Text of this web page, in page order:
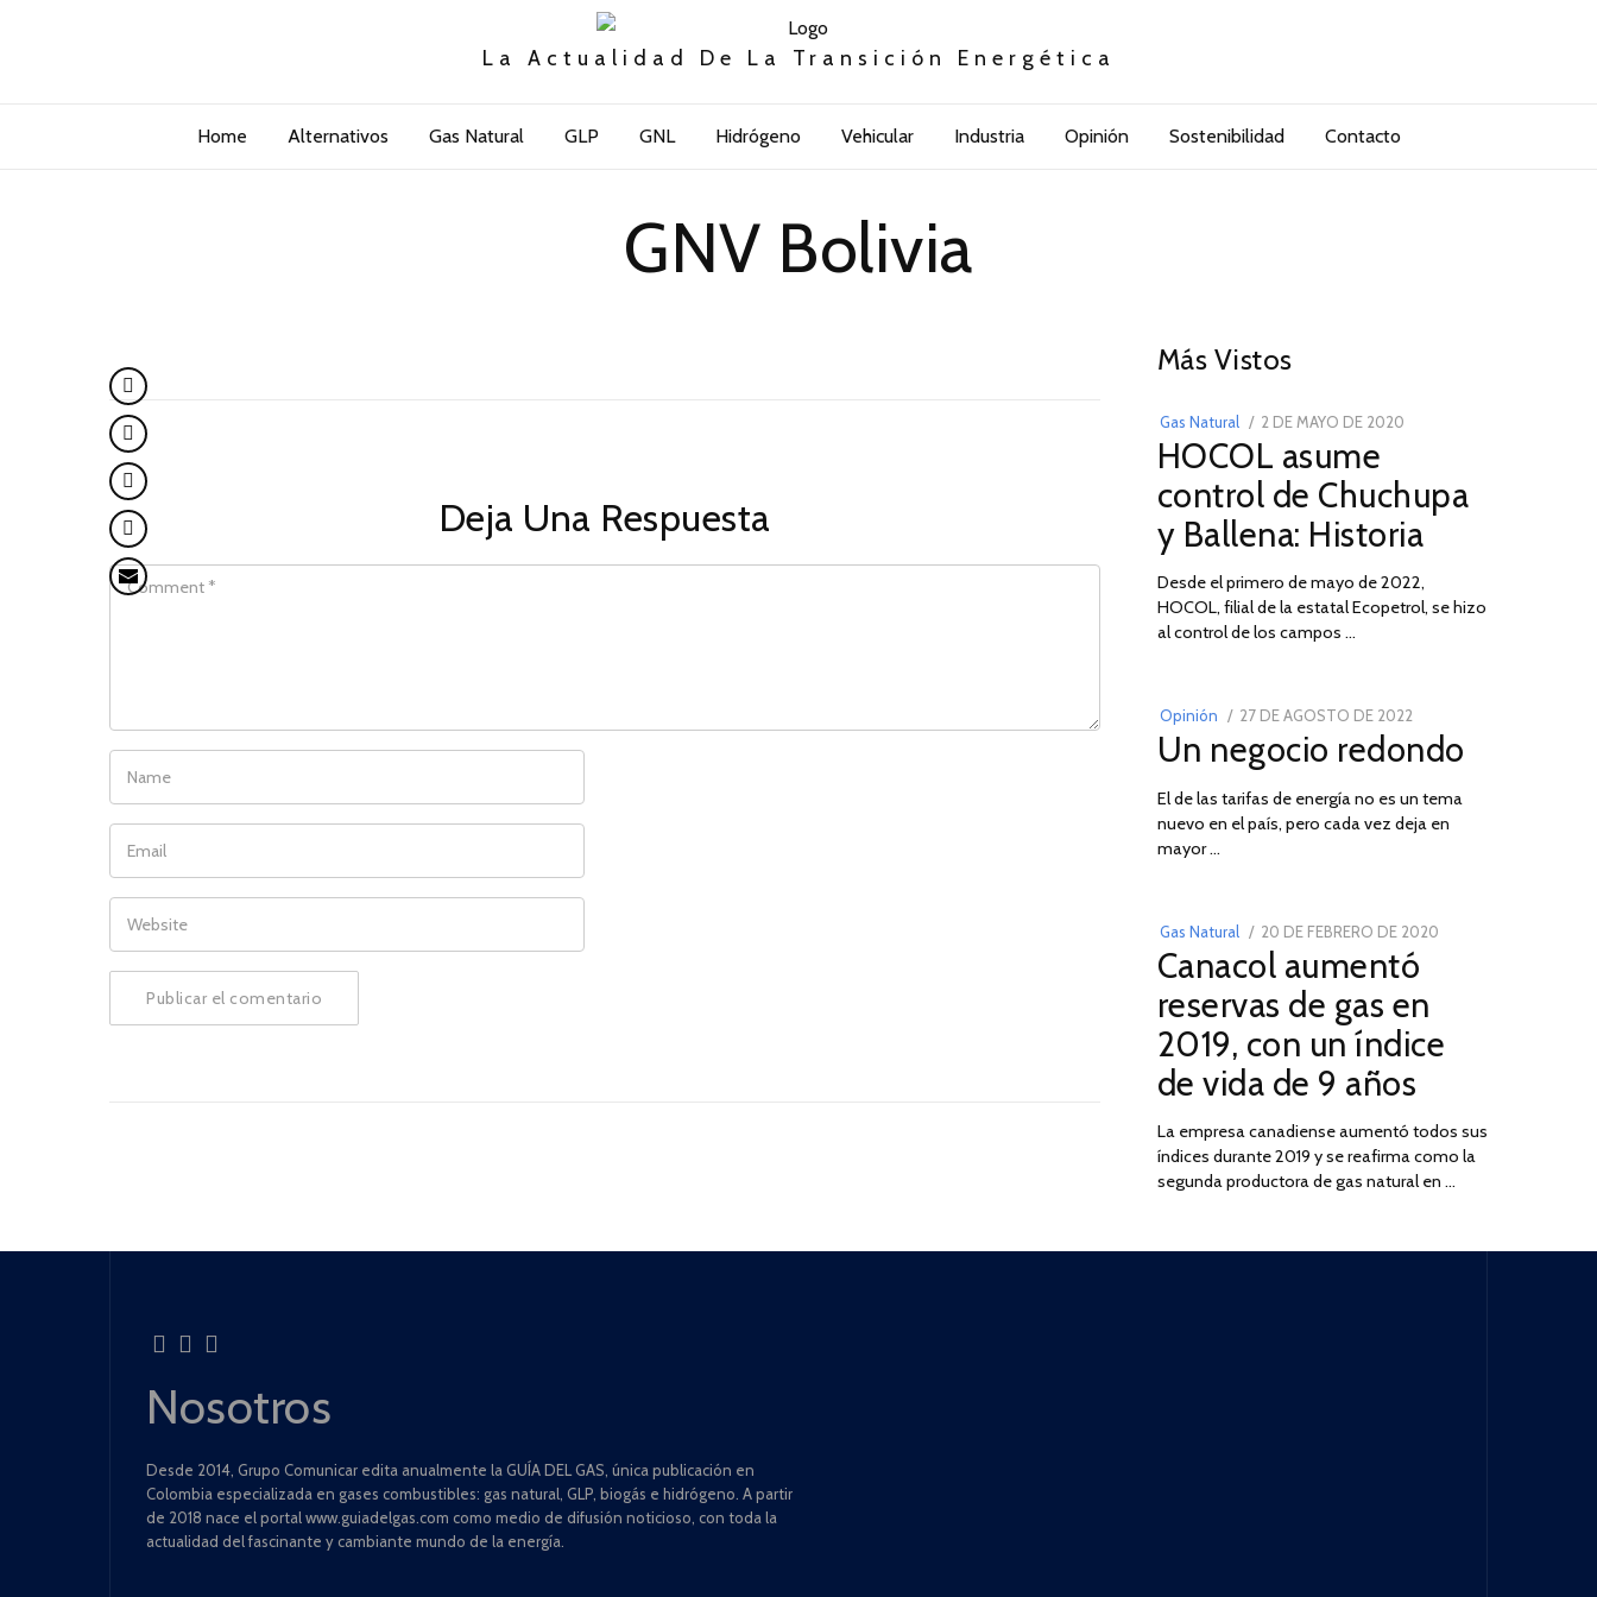
La Actualidad De La Transición Energética
Home Alternativos Gas Natural GLP GNL Hidrógeno Vehicular Industria Opinión Sostenibilidad Contacto
GNV Bolivia
Deja Una Respuesta
COMMENT
NAME
EMAIL
WEBSITE
Más Vistos
Gas Natural
POSTED
ON
2 DE MAYO DE 2020
DE
2026
HOCOL asume
control de Chuchupa
y Ballena: Historia
Desde el primero de mayo de 2022,
HOCOL, filial de la estatal Ecopetrol, se hizo
al control de los campos …
Opinión
POSTED
ON
27 DE AGOSTO DE 202230
DE
DE
2022
Un negocio redondo
El de las tarifas de energía no es un tema
nuevo en el país, pero cada vez deja en
mayor …
03
Gas Natural
POSTED
ON
20 DE FEBRERO DE 2020
2025
Canacol aumentó
reservas de gas en
2019, con un índice
de vida de 9 años
La empresa canadiense aumentó todos sus
índices durante 2019 y se reafirma como la
segunda productora de gas natural en …
Nosotros
Desde 2014, Grupo Comunicar edita anualmente la GUÍA DEL GAS, única publicación en
Colombia especializada en gases combustibles: gas natural, GLP, biogás e hidrógeno. A partir
de 2018 nace el portal www.guiadelgas.com como medio de difusión noticioso, con toda la
actualidad del fascinante y cambiante mundo de la energía.